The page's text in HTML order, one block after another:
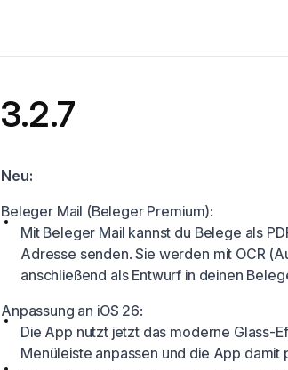
3.2.7
Neu:
Beleger Mail (Beleger Premium):
Mit Beleger Mail kannst du Belege als
Adresse senden. Sie werden mit OCR
anschließend als Entwurf in deinen
Anpassung an iOS 26:
Die App nutzt jetzt das moderne Glass-
Menüleiste anpassen und die App damit